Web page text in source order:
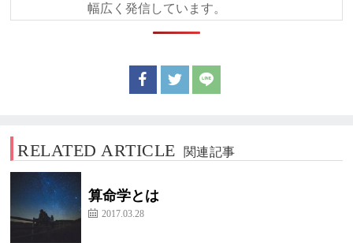
幅広く発信しています。
RELATED ARTICLE 関連記事
算命学とは
2017.03.28